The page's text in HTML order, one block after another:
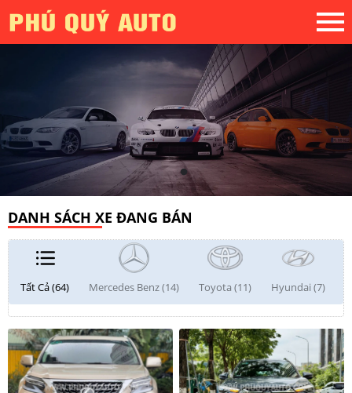
DANH SÁCH XE ĐANG BÁN
Tất Cả (64) Mercedes Benz (14) Toyota (11) Hyundai (7)